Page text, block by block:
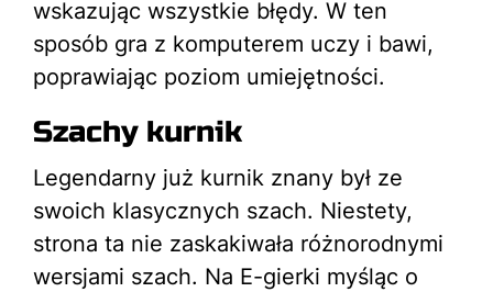
wskazując wszystkie błędy. W ten
sposób gra z komputerem uczy i bawi,
poprawiając poziom umiejętności.
Szachy kurnik
Legendarny już kurnik znany był ze
swoich klasycznych szach. Niestety,
strona ta nie zaskakiwała różnorodnymi
wersjami szach. Na E-gierki myśląc o